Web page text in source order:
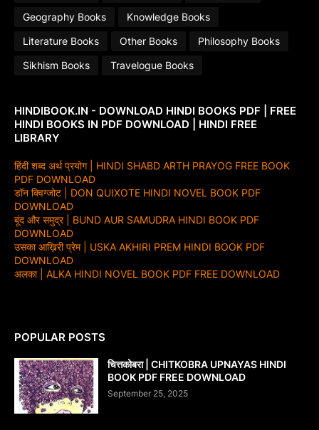
Geography Books
Knowledge Books
Literature Books
Other Books
Philosophy Books
Sikhism Books
Travelogue Books
HINDIBOOK.IN - DOWNLOAD HINDI BOOKS PDF | FREE
HINDI BOOKS IN PDF DOWNLOAD | HINDI FREE
LIBRARY
हिंदी शब्द अर्थ प्रयोग | HINDI SHABD ARTH PRAYOG FREE BOOK
PDF DOWNLOAD
डॉन क्विग्जोट | DON QUIXOTE HINDI NOVEL BOOK PDF
DOWNLOAD
बूंद और समुद्र | BUND AUR SAMUDRA HINDI BOOK PDF
DOWNLOAD
उसका आख़िरी प्रेम | USKA AKHIRI PREM HINDI BOOK PDF
DOWNLOAD
अलका | ALKA HINDI NOVEL BOOK PDF FREE DOWNLOAD
POPULAR POSTS
चित्तकोबरा | CHITKOBRA UPNAYAS HINDI
BOOK PDF FREE DOWNLOAD
September 25, 2025